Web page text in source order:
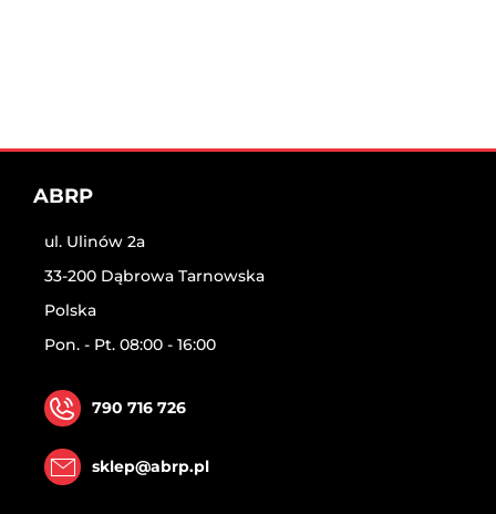
ABRP
ul. Ulinów 2a
33-200 Dąbrowa Tarnowska
Polska
Pon. - Pt. 08:00 - 16:00
790 716 726
sklep@abrp.pl